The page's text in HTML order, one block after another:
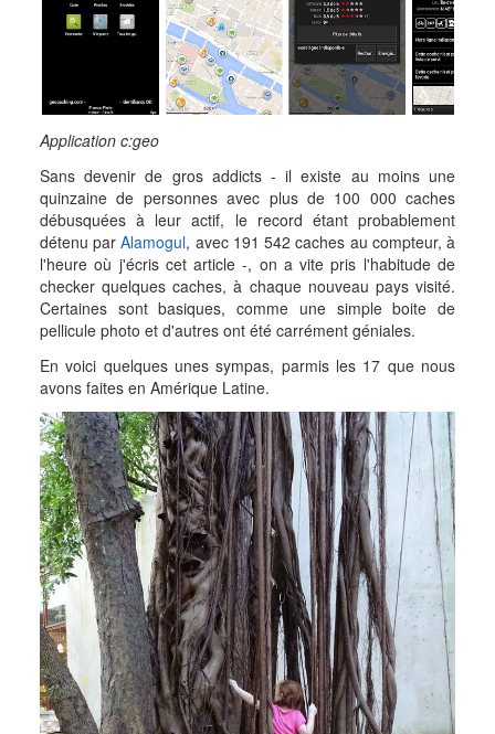
Application c:geo
Sans devenir de gros addicts - il existe au moins une
quinzaine de personnes avec plus de 100 000 caches
débusquées à leur actif, le record étant probablement
détenu parAlamogul, avec 191 542 caches au compteur, à
l'heure où j'écris cet article -, on a vite pris l'habitude de
checker quelques caches, à chaque nouveau pays visité.
Certaines sont basiques, comme une simple boite de
pellicule photo et d'autres ont été carrément géniales.
En voici quelques unes sympas, parmis les 17 que nous
avons faites en Amérique Latine.